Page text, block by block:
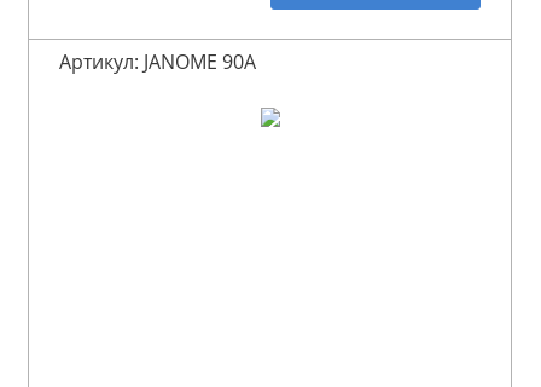
Артикул: JANOME 90A